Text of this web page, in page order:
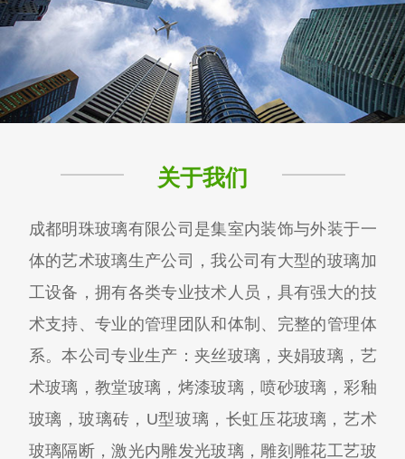
关于我们
成都明珠玻璃有限公司是集室内装饰与外装于一
体的艺术玻璃生产公司，我公司有大型的玻璃加
工设备，拥有各类专业技术人员，具有强大的技
术支持、专业的管理团队和体制、完整的管理体
系。本公司专业生产：夹丝玻璃，夹娟玻璃，艺
术玻璃，教堂玻璃，烤漆玻璃，喷砂玻璃，彩釉
玻璃，玻璃砖，U型玻璃，长虹压花玻璃，艺术
玻璃隔断，激光内雕发光玻璃，雕刻雕花工艺玻